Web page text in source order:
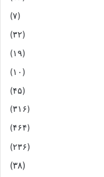
(۷)
(۳۲)
(۱۹)
(۱۰)
(۴۵)
(۳۱۶)
(۴۶۴)
(۲۳۶)
(۳۸)